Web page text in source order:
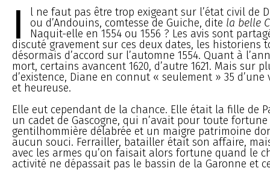
I
l ne faut pas être trop exigeant sur l’état civil de
ou d’Andouins, comtesse de Guiche, dite la belle
Naquit-elle en 1554 ou 1556 ? Les avis sont
discuté gravement sur ces deux dates, les historiens
désormais d’accord sur l’automne 1554. Quant à
mort, certains avancent 1620, d’autre 1621. Mais sur
d’existence, Diane en connut « seulement » 35
et heureuse.
Elle eut cependant de la chance. Elle était la fille de
un cadet de Gascogne, qui n’avait pour toute
gentilhommière délabrée et un maigre patrimoine
aucun souci. Ferrailler, batailler était son affaire,
avec les armes qu’on faisait alors fortune quand le
activité ne dépassait pas le bassin de la Garonne et